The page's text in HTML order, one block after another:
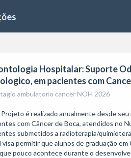
Hospitalar: Suporte
em pacientes com
ambulatorio cancer NOH 2026
é realizado anualmente desde
com Câncer de Boca, atendidos no
submetidos a radioterapia/
visa permitir que alunos de graduação
pouco acontece durante o